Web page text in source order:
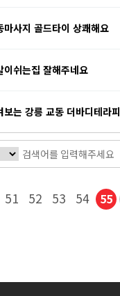
마사지 골드타이 상쾌해요
이쉬는집 잘해주네요
보는 강릉 교동 더바디테라피
51 52 53 54 55